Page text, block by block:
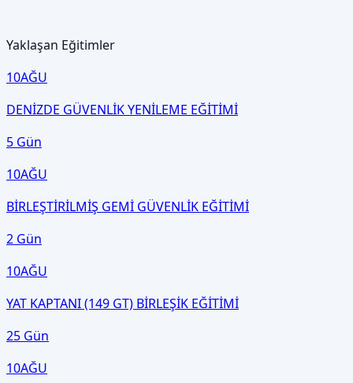
Yaklaşan Eğitimler
10AĞU
DENİZDE GÜVENLİK YENİLEME EĞİTİMİ
5 Gün
10AĞU
BİRLEŞTİRİLMİŞ GEMİ GÜVENLİK EĞİTİMİ
2 Gün
10AĞU
YAT KAPTANI (149 GT) BİRLEŞİK EĞİTİMİ
25 Gün
10AĞU